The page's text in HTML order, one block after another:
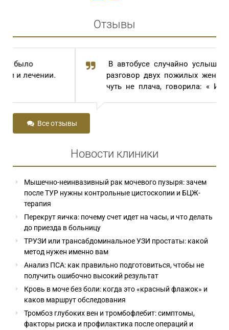
Отзывы
В автобусе случайно услышала
разговор двух пожилых женщин. Одна,
чуть не плача, говорила: « И...
Все отзывы
Новости клиники
Мышечно-неинвазивный рак мочевого пузыря: зачем
после ТУР нужны контрольные цистоскопии и БЦЖ-
терапия
Перекрут яичка: почему счет идет на часы, и что делать
до приезда в больницу
ТРУЗИ или трансабдоминальное УЗИ простаты: какой
метод нужен именно вам
Анализ ПСА: как правильно подготовиться, чтобы не
получить ошибочно высокий результат
Кровь в моче без боли: когда это «красный флажок» и
каков маршрут обследования
Тромбоз глубоких вен и тромбофлебит: симптомы,
факторы риска и профилактика после операций и